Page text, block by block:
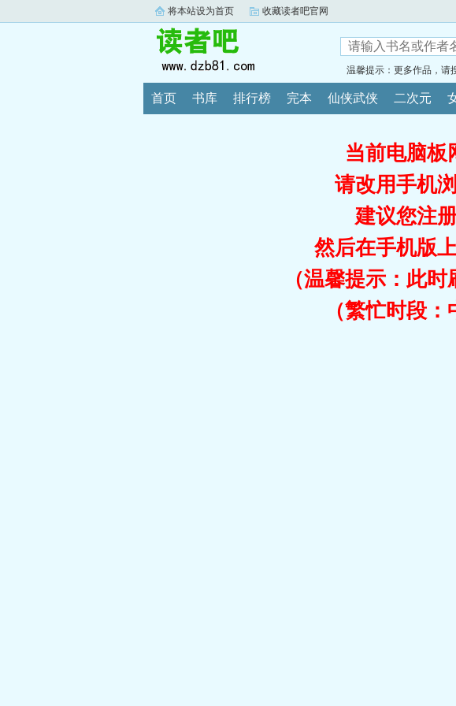
将本站设为首页 收藏读者吧官网
温馨提示：更多作品，请
首页 书库 排行榜 完本 仙侠武侠 二次元
当前电脑
请改用手机
建议您注
然后在手机版
（温馨提示：此
（繁忙时段